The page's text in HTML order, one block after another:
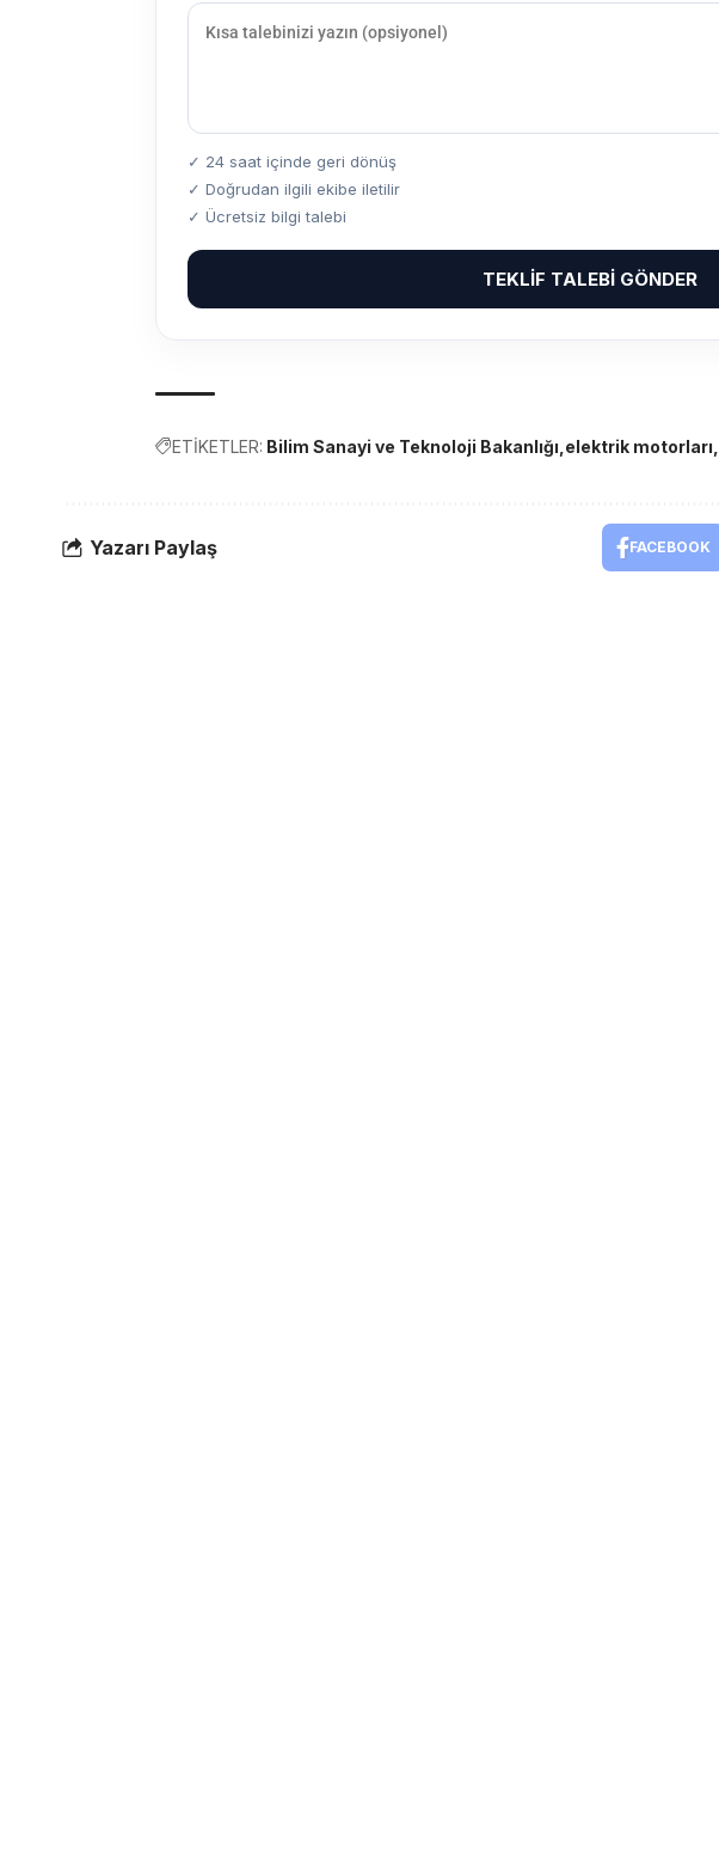
✓ 24 saat içinde geri dönüş
✓ Doğrudan ilgili ekibe iletilir
✓ Ücretsiz bilgi talebi
TEKLIF TALEBI GÖNDER
ETİKETLER: Bilim Sanayi ve Teknoloji Bakanlığı elektrik motorları
Yazarı Paylaş FACEBOOK